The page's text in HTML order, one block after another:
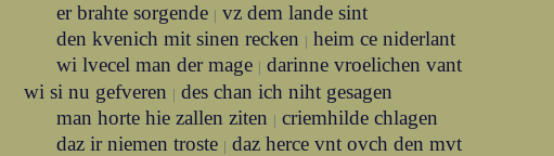
er brahte sorgende | vz dem lande sint
den kvenich mit sinen recken | heim ce niderlant
wi lvecel man der mage | darinne vroelichen vant
wi si nu gefveren | des chan ich niht gesagen
man horte hie zallen ziten | criemhilde chlagen
daz ir niemen troste | daz herce vnt ovch den mvt